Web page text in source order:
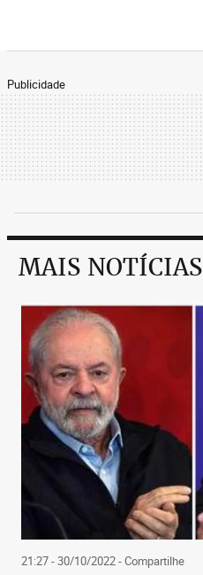
Publicidade
MAIS NOTÍCIAS
21:27 - 30/10/2022- Compartilhe